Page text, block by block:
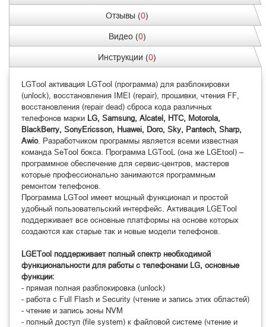
Отзывы (0)
Видео (0)
Инструкции (0)
LGTool активация LGTool (программа) для разблокировки
(unlock), восстановления IMEI (repair), прошивки, чтения FF,
восстановления (repair dead) сброса кода различных
телефонов марки LG, Samsung, Alcatel, HTC, Motorola,
BlackBerry, SonyEricsson, Huawei, Doro, Sky, Pantech, Sharp,
Awio. Разработчиком программы является всеми известная
команда SeTool бокса. Программа LGTooL (она же LGEtool) –
программное обеспечение для сервис-центров, мастеров
которые профессионально занимаются программным
ремонтом телефонов.
Программа LGTool имеет мощный функционал и простой
удобный пользовательский интерфейс. Активация LGETool
поддерживает все основные платформы на основе которых
создаются как старые так и новые модели телефонов.
LGETool поддерживает полный спектр необходимой
функциональности для работы с телефонами LG, основные
функции:
- прямая полная разблокировка (unlock)
- работа с Full Flash и Security (чтение и запись этих областей)
- чтение и запись зоны NVM
- полный доступ (file system) к файловой системе (чтение и